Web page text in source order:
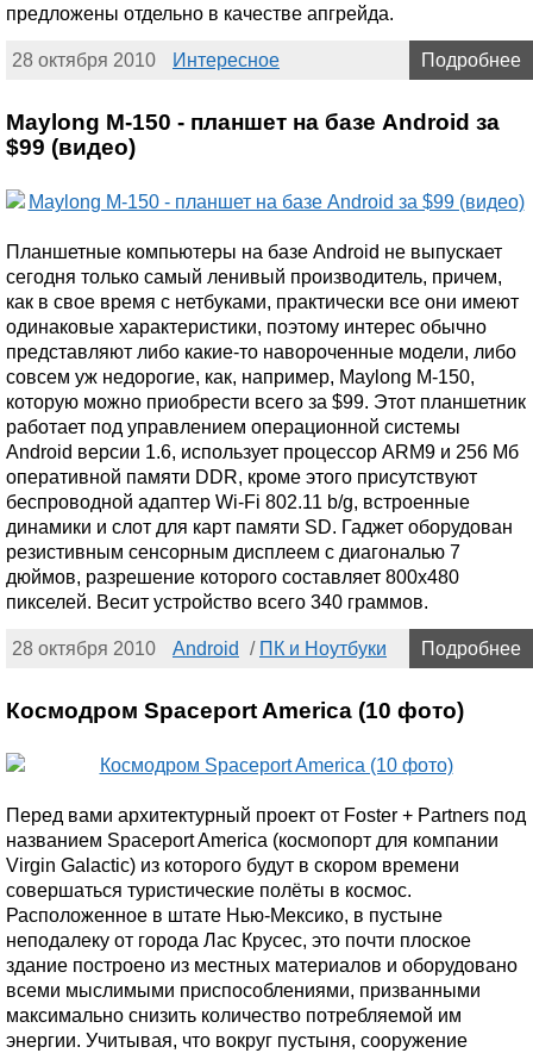
предложены отдельно в качестве апгрейда.
28 октября 2010 Интересное Подробнее
Maylong M-150 - планшет на базе Android за
$99 (видео)
Планшетные компьютеры на базе Android не выпускает
сегодня только самый ленивый производитель, причем,
как в свое время с нетбуками, практически все они имеют
одинаковые характеристики, поэтому интерес обычно
представляют либо какие-то навороченные модели, либо
совсем уж недорогие, как, например, Maylong M-150,
которую можно приобрести всего за $99. Этот планшетник
работает под управлением операционной системы
Android версии 1.6, использует процессор ARM9 и 256 Мб
оперативной памяти DDR, кроме этого присутствуют
беспроводной адаптер Wi-Fi 802.11 b/g, встроенные
динамики и слот для карт памяти SD. Гаджет оборудован
резистивным сенсорным дисплеем с диагональю 7
дюймов, разрешение которого составляет 800х480
пикселей. Весит устройство всего 340 граммов.
28 октября 2010 Android / ПК и Ноутбуки Подробнее
Космодром Spaceport America (10 фото)
Перед вами архитектурный проект от Foster + Partners под
названием Spaceport America (космопорт для компании
Virgin Galactic) из которого будут в скором времени
совершаться туристические полёты в космос.
Расположенное в штате Нью-Мексико, в пустыне
неподалеку от города Лас Крусес, это почти плоское
здание построено из местных материалов и оборудовано
всеми мыслимыми приспособлениями, призванными
максимально снизить количество потребляемой им
энергии. Учитывая, что вокруг пустыня, сооружение